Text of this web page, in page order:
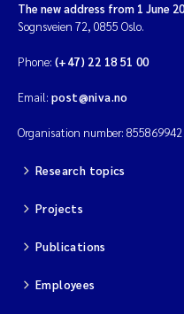
The new address from 1 June
Sognsveien 72, 0855 Oslo.
Phone: (+47) 22 18 51 00
Email: post@niva.no
Organisation number: 855869942
Research topics
Projects
Publications
Employees